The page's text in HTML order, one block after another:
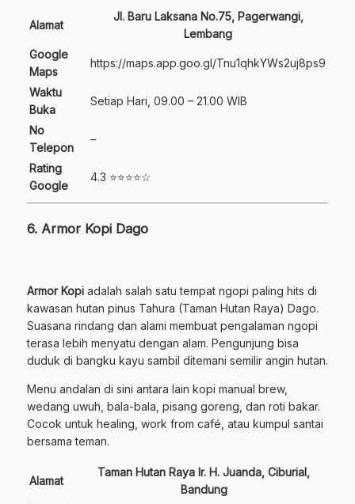
Alamat
Jl. Baru Laksana No.75, Pagerwangi,
Lembang
Google
Maps
https://maps.app.goo.gl/Tnu1qhkYWs2uj8ps9
Waktu
Buka
Setiap Hari, 09.00 – 21.00 WIB
No
Telepon
–
Rating
Google
4.3 ⭐⭐⭐⭐☆
6. Armor Kopi Dago
Armor Kopi adalah salah satu tempat ngopi paling hits di
kawasan hutan pinus Tahura (Taman Hutan Raya) Dago.
Suasana rindang dan alami membuat pengalaman ngopi
terasa lebih menyatu dengan alam. Pengunjung bisa
duduk di bangku kayu sambil ditemani semilir angin hutan.
Menu andalan di sini antara lain kopi manual brew,
wedang uwuh, bala-bala, pisang goreng, dan roti bakar.
Cocok untuk healing, work from café, atau kumpul santai
bersama teman.
Alamat
Taman Hutan Raya Ir. H. Juanda, Ciburial,
Bandung